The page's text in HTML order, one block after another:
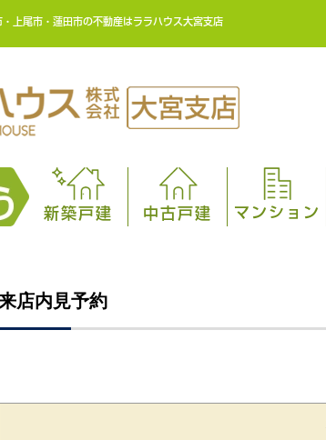
上尾市・蓮田市の不動産はララハウス大宮支店
新築戸建 中古戸建 マンション
店内見予約